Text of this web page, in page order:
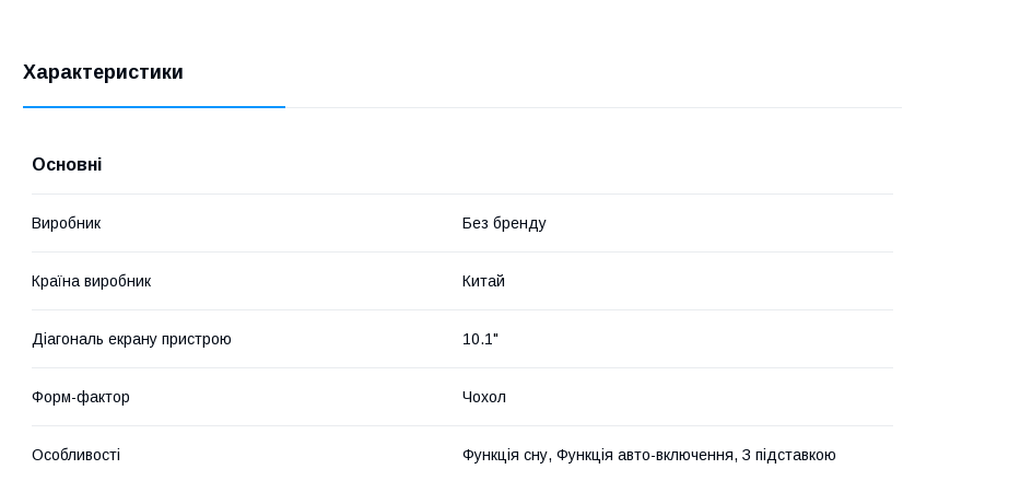
Характеристики
Основні
Виробник Без бренду
Країна виробник Китай
Діагональ екрану пристрою 10.1"
Форм-фактор Чохол
Особливості Функція сну, Функція авто-включення, З підставкою